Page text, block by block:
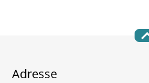
Adresse